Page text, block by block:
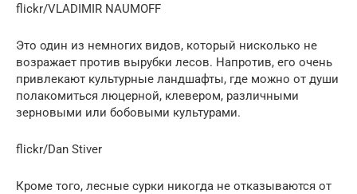
flickr/VLADIMIR NAUMOFF
Это один из немногих видов, который нисколько не
возражает против вырубки лесов. Напротив, его очень
привлекают культурные ландшафты, где можно от души
полакомиться люцерной, клевером, различными
зерновыми или бобовыми культурами.
flickr/Dan Stiver
Кроме того, лесные сурки никогда не отказываются от